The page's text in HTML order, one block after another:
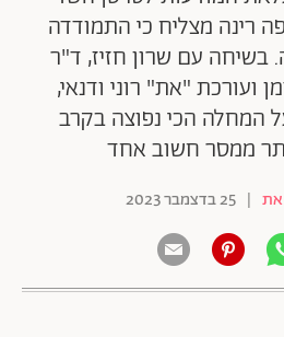
רינה מצליח כי התמודדה
עם שרון חזיז, ד"ר
ועורכת "את" רוני ודנאי,
המחלה הכי נפוצה בקרב
ממסר חשוב אחד
| 25 בדצמבר 2023